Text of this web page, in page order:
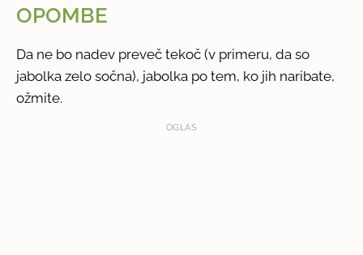
OPOMBE
Da ne bo nadev preveč tekoč (v primeru, da so
jabolka zelo sočna), jabolka po tem, ko jih naribate,
ožmite.
OGLAS